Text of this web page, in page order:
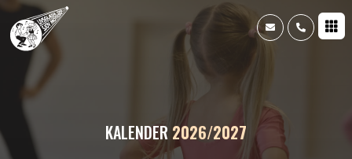
  
KALENDER2026/2027